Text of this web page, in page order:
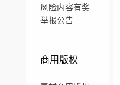
风险内容有奖
举报公告
商用版权